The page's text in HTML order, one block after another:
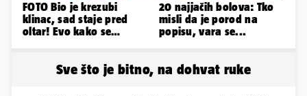
FOTO Bio je krezubi
klinac, sad staje pred
oltar! Evo kako se
20 najjačih bolova: Tko
misli da je porod na
popisu, vara se...
Sve što je bitno, na dohvat ruke